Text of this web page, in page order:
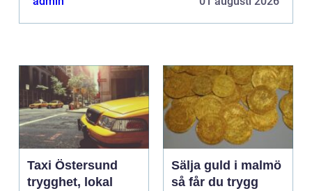
Taxi Östersund
trygghet, lokal
Sälja guld i malmö
så får du trygg